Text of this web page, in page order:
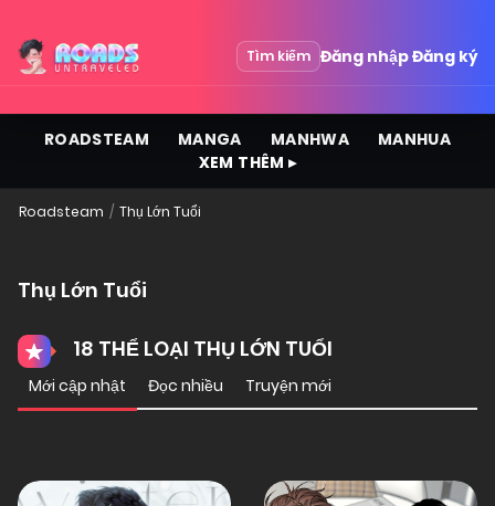
Tìm kiếm Đăng nhậpĐăng ký
ROADSTEAM MANGA MANHWA
MANHUA
XEM THÊM ▸
Roadsteam Thụ Lớn Tuổi
Thụ Lớn Tuổi
18 THỂ LOẠI THỤ LỚN TUỔI
Mới cập nhật Đọc nhiều Truyện mới